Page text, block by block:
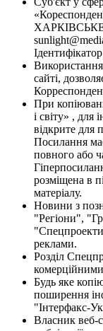
ХАРКІВСЬКЕ
Використання
сайті,
При
і світу» , для
відкрите для
Посилання
повного або
розміщена в
матеріалу.
Новини з
"Регіони",
реклами.
Розділ
Будь яке
поширення
"Інтерфакс-
Власник веб-